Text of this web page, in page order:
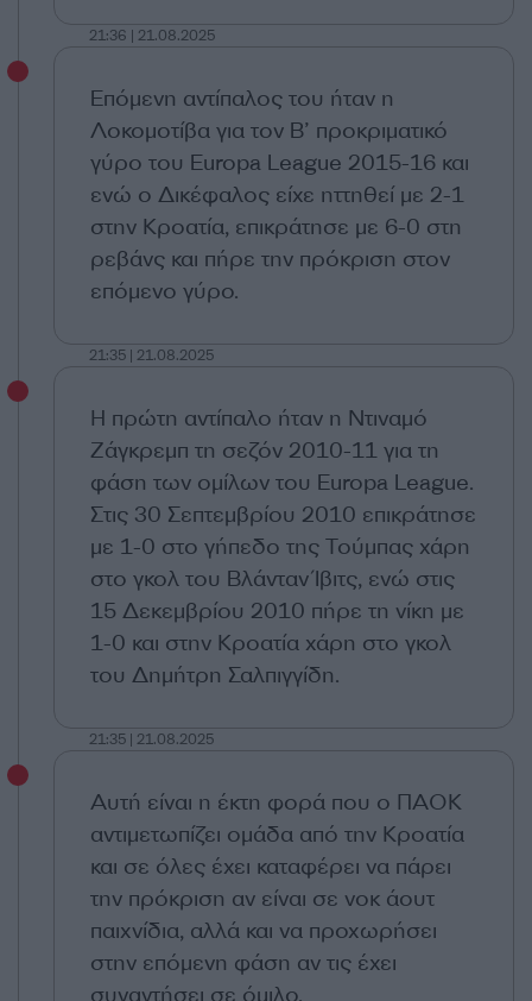
21:36 | 21.08.2025
Επόμενη αντίπαλος του ήταν η
Λοκομοτίβα για τον Β’ προκριματικό
γύρο του Europa League 2015-16 και
ενώ ο Δικέφαλος είχε ηττηθεί με 2-1
στην Κροατία, επικράτησε με 6-0 στη
ρεβάνς και πήρε την πρόκριση στον
επόμενο γύρο.
21:35 | 21.08.2025
Η πρώτη αντίπαλο ήταν η Ντιναμό
Ζάγκρεμπ τη σεζόν 2010-11 για τη
φάση των ομίλων του Europa League.
Στις 30 Σεπτεμβρίου 2010 επικράτησε
με 1-0 στο γήπεδο της Τούμπας χάρη
στο γκολ του Βλάνταν Ίβιτς, ενώ στις
15 Δεκεμβρίου 2010 πήρε τη νίκη με
1-0 και στην Κροατία χάρη στο γκολ
του Δημήτρη Σαλπιγγίδη.
21:35 | 21.08.2025
Αυτή είναι η έκτη φορά που ο ΠΑΟΚ
αντιμετωπίζει ομάδα από την Κροατία
και σε όλες έχει καταφέρει να πάρει
την πρόκριση αν είναι σε νοκ άουτ
παιχνίδια, αλλά και να προχωρήσει
στην επόμενη φάση αν τις έχει
συναντήσει σε όμιλο.